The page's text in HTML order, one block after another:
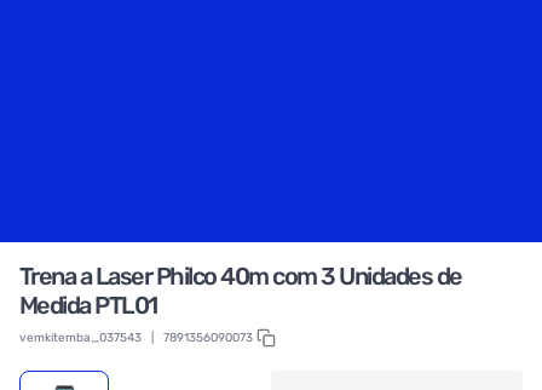
Trena a Laser Philco 40m com 3 Unidades de
Medida PTL01
vemkitemba_037543 7891356090073